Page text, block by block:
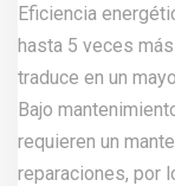
Eficiencia
hasta 5 veces
traduce en un
Bajo
requieren un
reparaciones, por